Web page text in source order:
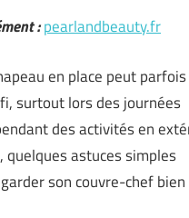
:pearlandbeauty.fr
en place peut parfois
surtout lors des journées
des activités en
quelques astuces simples
son couvre-chef bien